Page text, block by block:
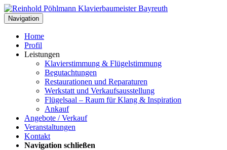
Navigation
Home
Profil
Leistungen
Klavierstimmung & Flügelstimmung
Begutachtungen
Restaurationen und Reparaturen
Werkstatt und Verkaufsausstellung
Flügelsaal – Raum für Klang & Inspiration
Ankauf
Angebote / Verkauf
Veranstaltungen
Kontakt
Navigation schließen